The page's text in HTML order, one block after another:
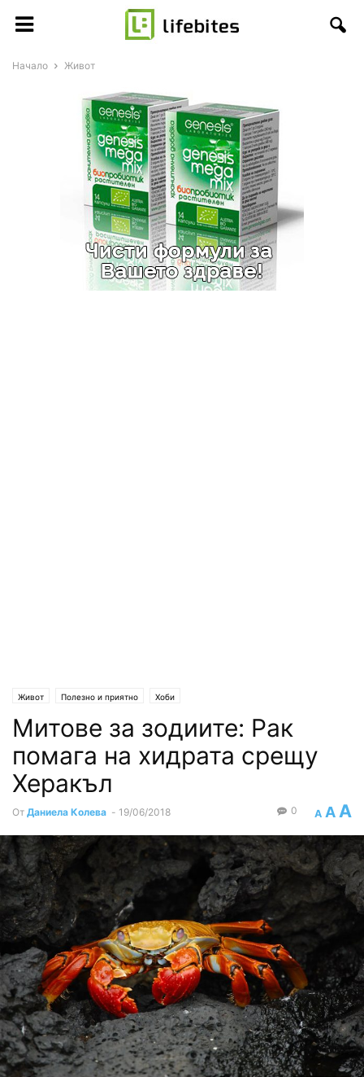
Начало Живот
Живот Полезно и приятно Хоби
Митове за зодиите: Рак
помага на хидрата срещу
Херакъл
От Даниела Колева - 19/06/2018 A A A
0